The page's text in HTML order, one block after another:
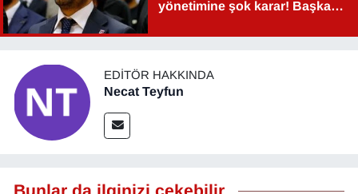
yönetimine şok karar! Başkan
EDITÖR HAKKINDA
Necat Teyfun